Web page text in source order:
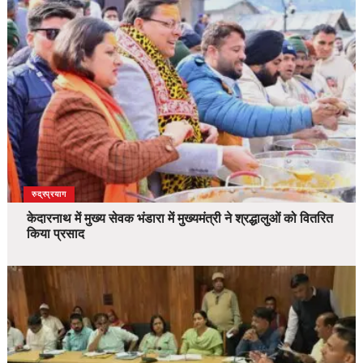
उत्तराखंड
देश
रुद्रप्रयाग
केदारनाथ में मुख्य सेवक भंडारा में मुख्यमंत्री ने श्रद्धालुओं को वितरित
किया प्रसाद